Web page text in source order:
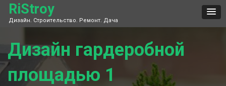
Skip
content
RiStroy
Дизайн. Строительство. Ремонт. Дача
Дизайн гардеробной
площадью 1